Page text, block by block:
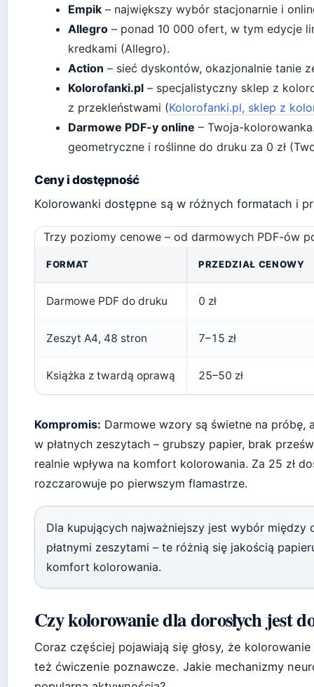
Empik – największy wybór stacjonarnie i
Allegro – ponad 10 000 ofert, w tym edycje
kredkami (Allegro).
Action – sieć dyskontów, okazjonalnie tanie
Kolorofanki.pl – specjalistyczny sklep z
z przekleństwami (Kolorofanki.pl, sklep z
Darmowe PDF-y online – Twoja-
geometryczne i roślinne do druku za 0 zł
Ceny i dostępność
Kolorowanki dostępne są w różnych formatach i
Trzy poziomy cenowe – od darmowych PDF-ów
FORMAT PRZEDZIAŁ CENOWY
Darmowe PDF do druku 0 zł
Zeszyt A4, 48 stron 7–15 zł
Książka z twardą oprawą 25–50 zł
Kompromis: Darmowe wzory są świetne na próbę,
w płatnych zeszytach – grubszy papier, brak
realnie wpływa na komfort kolorowania. Za 25 zł
rozczarowuje po pierwszym flamastrze.
Dla kupujących najważniejszy jest wybór między
płatnymi zeszytami – te różnią się jakością
komfort kolorowania.
Czy kolorowanie dla dorosłych jest
Coraz częściej pojawiają się głosy, że
też ćwiczenie poznawcze. Jakie mechanizmy